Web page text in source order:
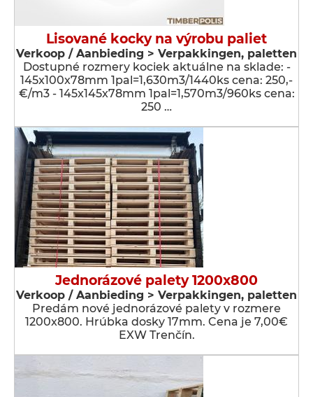
Lisované kocky na výrobu paliet
Verkoop / Aanbieding > Verpakkingen, paletten
Dostupné rozmery kociek aktuálne na sklade: -
145x100x78mm 1pal=1,630m3/1440ks cena: 250,-
€/m3 - 145x145x78mm 1pal=1,570m3/960ks cena:
250 …
Jednorázové palety 1200x800
Verkoop / Aanbieding > Verpakkingen, paletten
Predám nové jednorázové palety v rozmere
1200x800. Hrúbka dosky 17mm. Cena je 7,00€
EXW Trenčín.